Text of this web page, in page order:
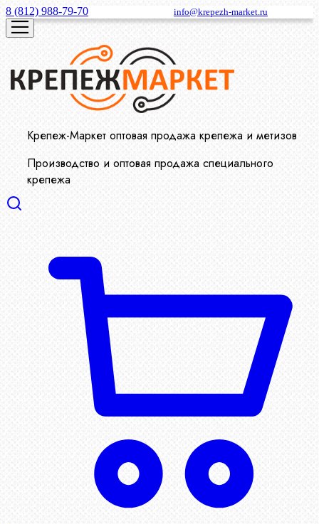
8 (812) 988-79-70 info@krepezh-market.ru
Крепеж-Маркет оптовая продажа крепежа и метизов
Производство и оптовая продажа специального
крепежа